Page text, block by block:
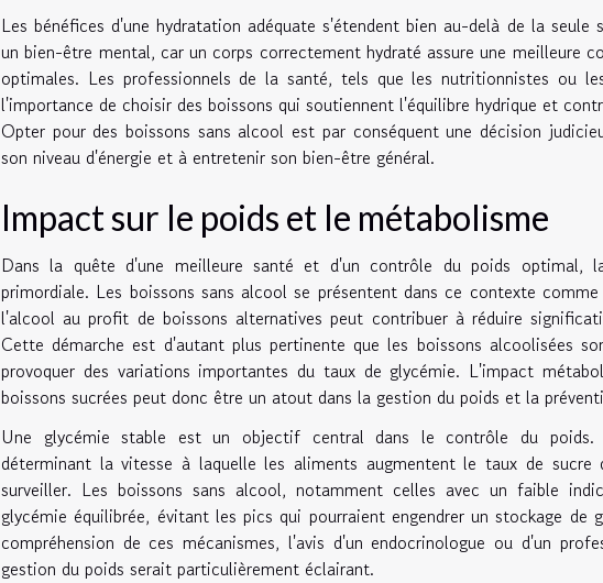
Les bénéfices d'une hydratation adéquate s'étendent bien au-delà de la
un bien-être mental, car un corps correctement hydraté assure une meilleure
optimales. Les professionnels de la santé, tels que les nutritionnistes ou
l'importance de choisir des boissons qui soutiennent l'équilibre hydrique et
Opter pour des boissons sans alcool est par conséquent une décision
son niveau d'énergie et à entretenir son bien-être général.
Impact sur le poids et le métabolisme
Dans la quête d'une meilleure santé et d'un contrôle du poids optimal,
primordiale. Les boissons sans alcool se présentent dans ce contexte
l'alcool au profit de boissons alternatives peut contribuer à réduire
Cette démarche est d'autant plus pertinente que les boissons alcoolisées
provoquer des variations importantes du taux de glycémie. L'impact
boissons sucrées peut donc être un atout dans la gestion du poids et la
Une glycémie stable est un objectif central dans le contrôle du poids.
déterminant la vitesse à laquelle les aliments augmentent le taux de
surveiller. Les boissons sans alcool, notamment celles avec un faible
glycémie équilibrée, évitant les pics qui pourraient engendrer un stockage de
compréhension de ces mécanismes, l'avis d'un endocrinologue ou d'un
gestion du poids serait particulièrement éclairant.